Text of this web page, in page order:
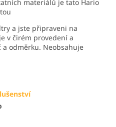
materiálů je tato Hario
a jste připraveni na
v čirém provedení a
a odměrku. Neobsahuje